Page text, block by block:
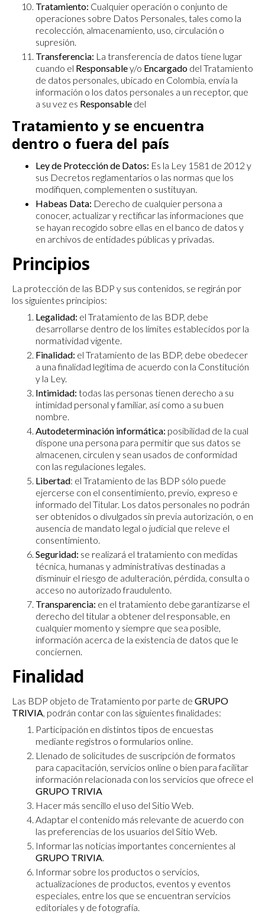
Tratamiento: Cualquier operación o conjunto de
operaciones sobre Datos Personales, tales como la
recolección, almacenamiento, uso, circulación o
supresión.
Transferencia: La transferencia de datos tiene lugar
cuando el Responsabley/o Encargado del Tratamiento
de datos personales, ubicado en Colombia, envía la
información o los datos personales a un receptor, que
a su vez es Responsable del
Tratamiento y se encuentra
dentro o fuera del país
Ley de Protección de Datos: Es la Ley 1581 de 2012 y
sus Decretos reglamentarios o las normas que los
modifiquen, complementen o sustituyan.
Habeas Data: Derecho de cualquier persona a
conocer, actualizar y rectificar las informaciones que
se hayan recogido sobre ellas en el banco de datos y
en archivos de entidades públicas y privadas.
Principios
La protección de las BDP y sus contenidos, se regirán por
los siguientes principios:
Legalidad: el Tratamiento de las BDP, debe
desarrollarse dentro de los límites establecidos por la
normatividad vigente.
Finalidad: el Tratamiento de las BDP, debe obedecer
a una finalidad legítima de acuerdo con la Constitución
y la Ley.
Intimidad: todas las personas tienen derecho a su
intimidad personal y familiar, así como a su buen
nombre.
Autodeterminación informática: posibilidad de la cual
dispone una persona para permitir que sus datos se
almacenen, circulen y sean usados de conformidad
con las regulaciones legales.
Libertad: el Tratamiento de las BDP sólo puede
ejercerse con el consentimiento, previo, expreso e
informado del Titular. Los datos personales no podrán
ser obtenidos o divulgados sin previa autorización, o en
ausencia de mandato legal o judicial que releve el
consentimiento.
Seguridad: se realizará el tratamiento con medidas
técnica, humanas y administrativas destinadas a
disminuir el riesgo de adulteración, pérdida, consulta o
acceso no autorizado fraudulento.
Transparencia: en el tratamiento debe garantizarse el
derecho del titular a obtener del responsable, en
cualquier momento y siempre que sea posible,
información acerca de la existencia de datos que le
conciernen.
Finalidad
Las BDP objeto de Tratamiento por parte de GRUPO
TRIVIA, podrán contar con las siguientes finalidades:
Participación en distintos tipos de encuestas
mediante registros o formularios online.
Llenado de solicitudes de suscripción de formatos
para capacitación, servicios online o bien para facilitar
información relacionada con los servicios que ofrece el
GRUPO TRIVIA
Hacer más sencillo el uso del Sitio Web.
Adaptar el contenido más relevante de acuerdo con
las preferencias de los usuarios del Sitio Web.
Informar las noticias importantes concernientes al
GRUPO TRIVIA.
Informar sobre los productos o servicios,
actualizaciones de productos, eventos y eventos
especiales, entre los que se encuentran servicios
editoriales y de fotografía.